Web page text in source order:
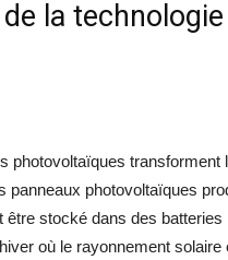
la technologie
photovoltaïques
photovoltaïques
être stocké dans des
où le rayonnement